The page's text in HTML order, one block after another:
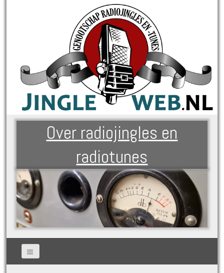
Over radiojingles en
radiotunes